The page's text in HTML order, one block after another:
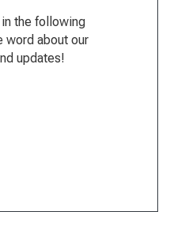
in the following
word about our
updates!